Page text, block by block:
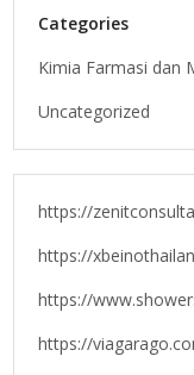
Categories
Kimia Farmasi dan
Uncategorized
https://
https://
https://
https://